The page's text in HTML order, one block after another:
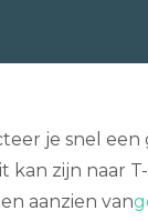
je snel een
zijn naar
aanzien van